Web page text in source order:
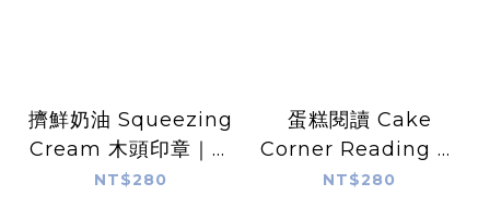
擠鮮奶油 Squeezing
Cream 木頭印章｜森
空
NT$280
蛋糕閱讀 Cake
Corner Reading 木
頭印章｜森空
NT$280